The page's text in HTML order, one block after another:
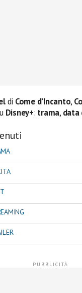
di Come d’Incanto,
Disney+: trama, data